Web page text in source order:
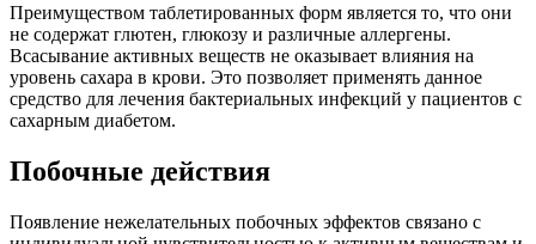
Преимуществом таблетированных форм является то, что они
не содержат глютен, глюкозу и различные аллергены.
Всасывание активных веществ не оказывает влияния на
уровень сахара в крови. Это позволяет применять данное
средство для лечения бактериальных инфекций у пациентов с
сахарным диабетом.
Побочные действия
Появление нежелательных побочных эффектов связано с